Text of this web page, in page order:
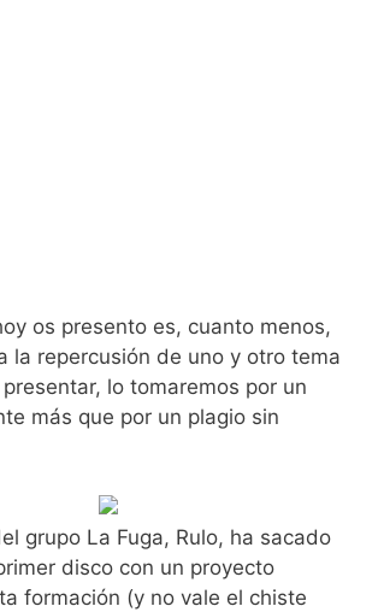
os presento es, cuanto menos,
la repercusión de uno y otro tema
lo tomaremos por un
más que por un plagio sin
grupo La Fuga, Rulo, ha sacado
disco con un proyecto
formación (y no vale el chiste